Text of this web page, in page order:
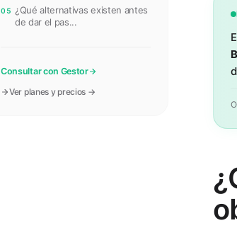
05 ¿Qué alternativas existen antes
de dar el pas...
Consultar con Gestor
Ver planes y precios →